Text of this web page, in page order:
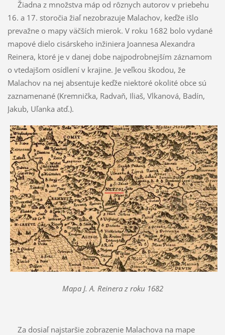
Žiadna z množstva máp od rôznych autorov v priebehu
16. a 17. storočia žiaľ nezobrazuje Malachov, keďže išlo
prevažne o mapy väčších mierok. V roku 1682 bolo vydané
mapové dielo cisárskeho inžiniera Joannesa Alexandra
Reinera, ktoré je v danej dobe najpodrobnejším záznamom
o vtedajšom osídlení v krajine. Je veľkou škodou, že
Malachov na nej absentuje keďže niektoré okolité obce sú
zaznamenané (Kremnička, Radvaň, Iliaš, Vlkanová, Badín,
Jakub, Uľanka atď.).
Mapa J. A. Reinera z roku 1682
Za dosiaľ najstaršie zobrazenie Malachova na mape